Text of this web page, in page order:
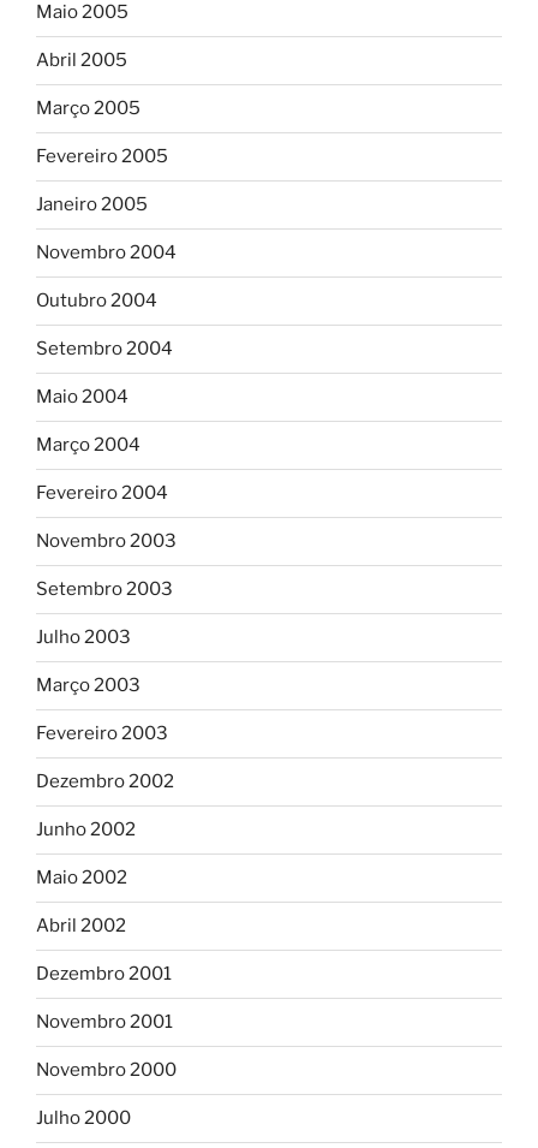
Maio 2005
Abril 2005
Março 2005
Fevereiro 2005
Janeiro 2005
Novembro 2004
Outubro 2004
Setembro 2004
Maio 2004
Março 2004
Fevereiro 2004
Novembro 2003
Setembro 2003
Julho 2003
Março 2003
Fevereiro 2003
Dezembro 2002
Junho 2002
Maio 2002
Abril 2002
Dezembro 2001
Novembro 2001
Novembro 2000
Julho 2000